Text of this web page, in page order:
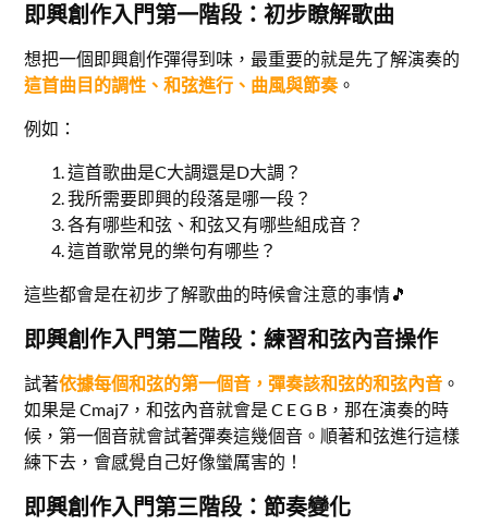
即興創作入門第一階段：初步瞭解歌曲
想把一個即興創作彈得到味，最重要的就是先了解演奏的
這首曲目的調性、和弦進行、曲風與節奏。
例如：
這首歌曲是C大調還是D大調？
我所需要即興的段落是哪一段？
各有哪些和弦、和弦又有哪些組成音？
這首歌常見的樂句有哪些？
這些都會是在初步了解歌曲的時候會注意的事情🎵
即興創作入門第二階段：練習和弦內音操作
試著依據每個和弦的第一個音，彈奏該和弦的和弦內音 。
如果是 Cmaj7，和弦內音就會是 C E G B，那在演奏的時
候，第一個音就會試著彈奏這幾個音。順著和弦進行這樣
練下去，會感覺自己好像蠻厲害的！
即興創作入門第三階段：節奏變化